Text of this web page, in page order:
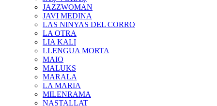
JAZZWOMAN
JAVI MEDINA
LAS NINYAS DEL CORRO
LA OTRA
LIA KALI
LLENGUA MORTA
MAIO
MALUKS
MARALA
LA MARIA
MILENRAMA
NASTALLAT